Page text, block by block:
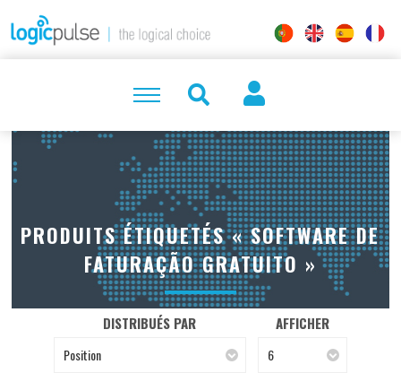
PRODUITS ÉTIQUETÉS « SOFTWARE DE
FATURAÇÃO GRATUITO »
DISTRIBUÉS PAR
Position
AFFICHER
6